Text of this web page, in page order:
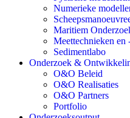
Numerieke
Maritiem
Meettechnieken en
Sedimentlabo
Onderzoek &
O&O Beleid
O&O Realisaties
O&O Partners
Portfolio